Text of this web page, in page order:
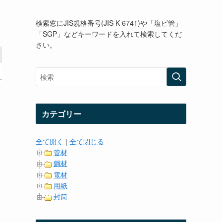
検索窓にJIS規格番号(JIS K 6741)や「塩ビ管」
「SGP」などキーワードを入れて検索してくだ
さい。
カテゴリー
全て開く | 全て閉じる
管材
鋼材
電材
用紙
封筒